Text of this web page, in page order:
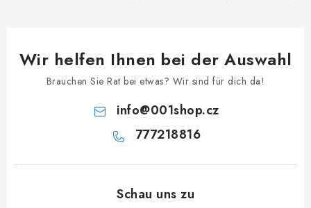
Wir helfen Ihnen bei der Auswahl
Brauchen Sie Rat bei etwas? Wir sind für dich da!
info@001shop.cz
777218816